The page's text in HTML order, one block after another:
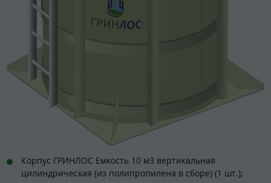
Корпус ГРИНЛОС Емкость 10 м3 вертикальная
цилиндрическая (из полипропилена в сборе) (1 шт.);